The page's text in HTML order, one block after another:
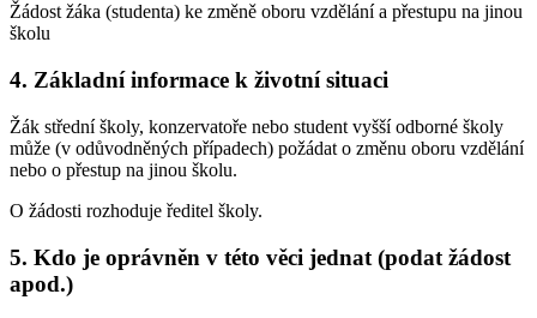
Žádost žáka (studenta) ke změně oboru vzdělání a přestupu na jinou
školu
4. Základní informace k životní situaci
Žák střední školy, konzervatoře nebo student vyšší odborné školy
může (v odůvodněných případech) požádat o změnu oboru vzdělání
nebo o přestup na jinou školu.
O žádosti rozhoduje ředitel školy.
5. Kdo je oprávněn v této věci jednat (podat žádost
apod.)